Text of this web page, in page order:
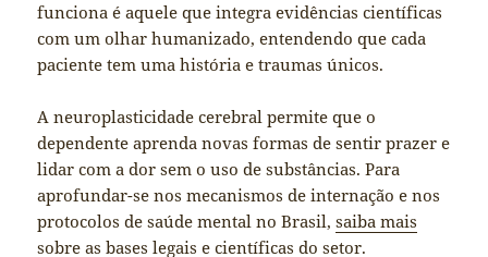
funciona é aquele que integra evidências científicas
com um olhar humanizado, entendendo que cada
paciente tem uma história e traumas únicos.
A neuroplasticidade cerebral permite que o
dependente aprenda novas formas de sentir prazer e
lidar com a dor sem o uso de substâncias. Para
aprofundar-se nos mecanismos de internação e nos
protocolos de saúde mental no Brasil,saiba mais
sobre as bases legais e científicas do setor.